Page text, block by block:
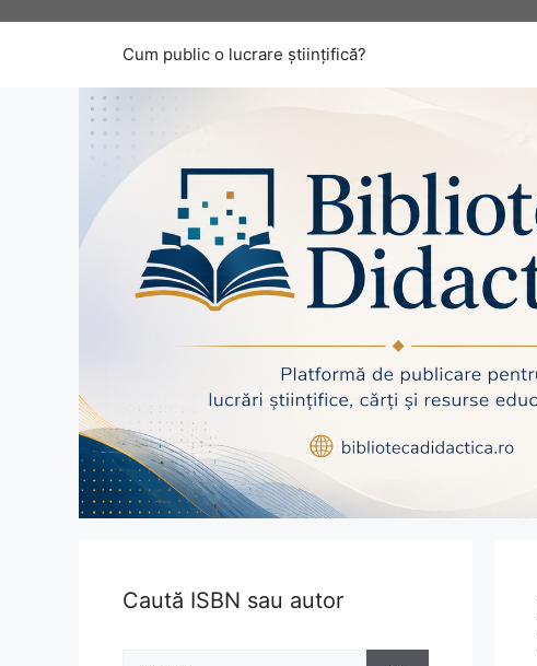
Cum public o lucrare științifică?
Caută ISBN sau autor